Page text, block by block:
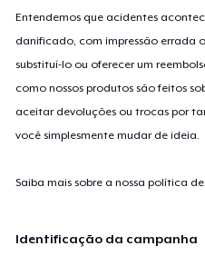
Entendemos que acidentes
danificado, com impressão errada
substituí-lo ou oferecer um
como nossos produtos são feitos
aceitar devoluções ou trocas por
você simplesmente mudar de ideia.
Saiba mais sobre a nossa política
Identificação da campanha